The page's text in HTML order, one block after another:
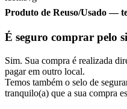
Produto de Reuso/Usado—
É seguro comprar pelo
Sim. Sua compra é realizada
pagar em outro local.
Temos também o selo de
tranquilo(a) que a sua compra